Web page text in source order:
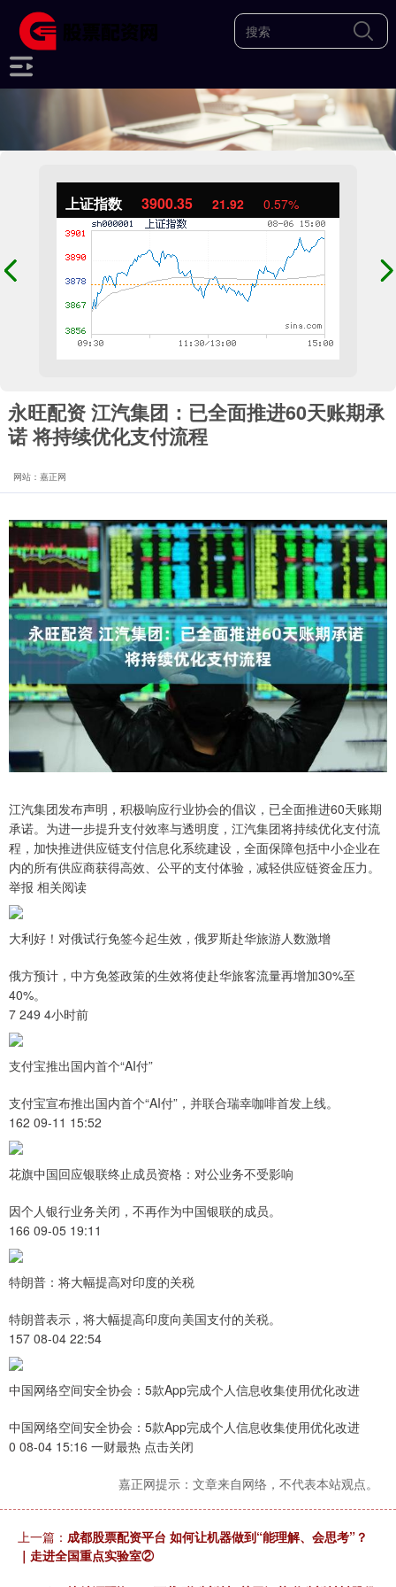
上证指数 3900.35 21.92 0.57%
永旺配资 江汽集团：已全面推进60天账期承
诺 将持续优化支付流程
网站：嘉正网
江汽集团发布声明，积极响应行业协会的倡议，已全面推进60天账期
承诺。为进一步提升支付效率与透明度，江汽集团将持续优化支付流
程，加快推进供应链支付信息化系统建设，全面保障包括中小企业在
内的所有供应商获得高效、公平的支付体验，减轻供应链资金压力。
举报 相关阅读
大利好！对俄试行免签今起生效，俄罗斯赴华旅游人数激增
俄方预计，中方免签政策的生效将使赴华旅客流量再增加30%至
40%。
7 249 4小时前
支付宝推出国内首个“AI付”
支付宝宣布推出国内首个“AI付”，并联合瑞幸咖啡首发上线。
162 09-11 15:52
花旗中国回应银联终止成员资格：对公业务不受影响
因个人银行业务关闭，不再作为中国银联的成员。
166 09-05 19:11
特朗普：将大幅提高对印度的关税
特朗普表示，将大幅提高印度向美国支付的关税。
157 08-04 22:54
中国网络空间安全协会：5款App完成个人信息收集使用优化改进
中国网络空间安全协会：5款App完成个人信息收集使用优化改进
0 08-04 15:16 一财最热 点击关闭
嘉正网提示：文章来自网络，不代表本站观点。
上一篇： 成都股票配资平台 如何让机器做到“能理解、会思考”？
｜走进全国重点实验室②